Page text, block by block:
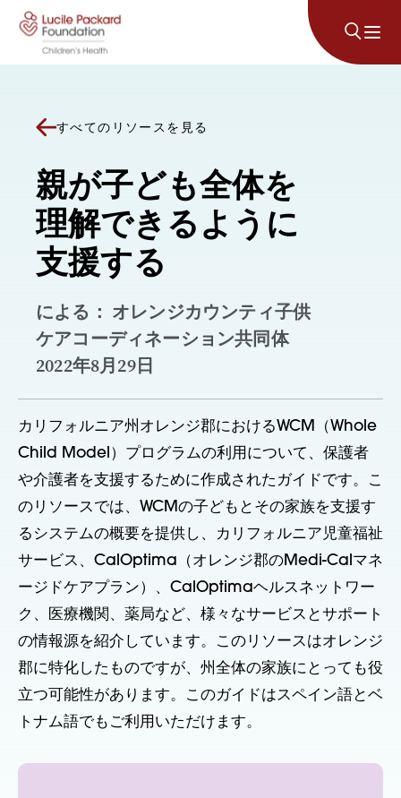
コンテンツにスキップ
すべてのリソースを見る
親が子ども全体を
理解できるように
支援する
による： オレンジカウンティ子供
ケアコーディネーション共同体
2022年8月29日
カリフォルニア州オレンジ郡におけるWCM（Whole
Child Model）プログラムの利用について、保護者
や介護者を支援するために作成されたガイドです。こ
のリソースでは、WCMの子どもとその家族を支援す
るシステムの概要を提供し、カリフォルニア児童福祉
サービス、CalOptima（オレンジ郡のMedi-Calマネ
ージドケアプラン）、CalOptimaヘルスネットワー
ク、医療機関、薬局など、様々なサービスとサポート
の情報源を紹介しています。このリソースはオレンジ
郡に特化したものですが、州全体の家族にとっても役
立つ可能性があります。このガイドはスペイン語とベ
トナム語でもご利用いただけます。